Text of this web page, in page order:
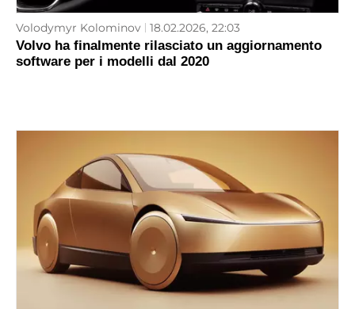
Volodymyr Kolominov 18.02.2026, 22:03
Volvo ha finalmente rilasciato un aggiornamento
software per i modelli dal 2020